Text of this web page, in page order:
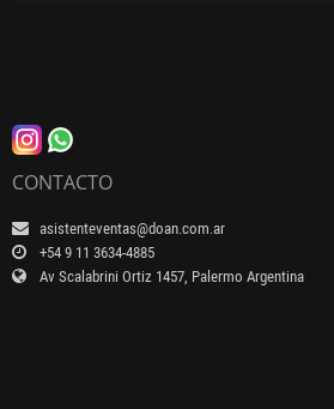
CONTACTO
asistenteventas@doan.com.ar
+54 9 11 3634-4885
Av Scalabrini Ortiz 1457, Palermo Argentina